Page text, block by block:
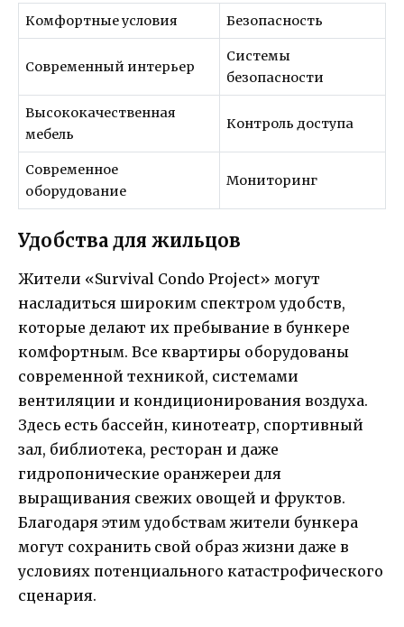
Комфортные условия Безопасность
Современный интерьер
Системы
безопасности
Высококачественная
мебель
Контроль доступа
Современное
оборудование
Мониторинг
Удобства для жильцов
Жители «Survival Condo Project» могут
насладиться широким спектром удобств,
которые делают их пребывание в бункере
комфортным. Все квартиры оборудованы
современной техникой, системами
вентиляции и кондиционирования воздуха.
Здесь есть бассейн, кинотеатр, спортивный
зал, библиотека, ресторан и даже
гидропонические оранжереи для
выращивания свежих овощей и фруктов.
Благодаря этим удобствам жители бункера
могут сохранить свой образ жизни даже в
условиях потенциального катастрофического
сценария.